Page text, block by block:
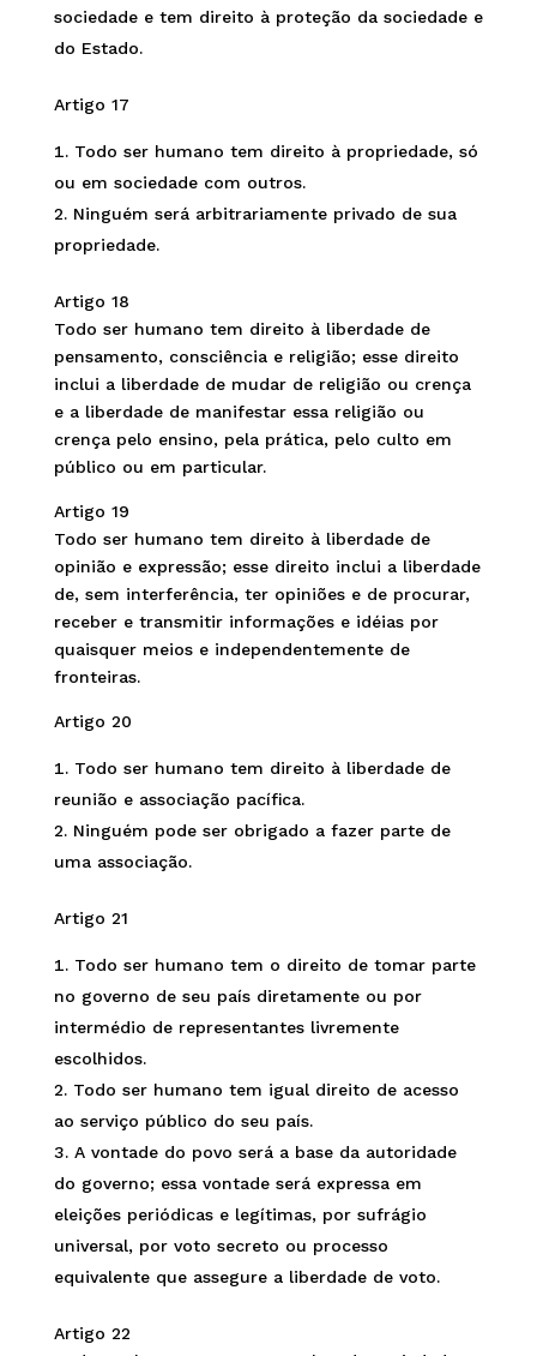
sociedade e tem direito à proteção da sociedade e
do Estado.
Artigo 17
Todo ser humano tem direito à propriedade, só
ou em sociedade com outros.
Ninguém será arbitrariamente privado de sua
propriedade.
Artigo 18
Todo ser humano tem direito à liberdade de
pensamento, consciência e religião; esse direito
inclui a liberdade de mudar de religião ou crença
e a liberdade de manifestar essa religião ou
crença pelo ensino, pela prática, pelo culto em
público ou em particular.
Artigo 19
Todo ser humano tem direito à liberdade de
opinião e expressão; esse direito inclui a liberdade
de, sem interferência, ter opiniões e de procurar,
receber e transmitir informações e idéias por
quaisquer meios e independentemente de
fronteiras.
Artigo 20
Todo ser humano tem direito à liberdade de
reunião e associação pacífica.
Ninguém pode ser obrigado a fazer parte de
uma associação.
Artigo 21
Todo ser humano tem o direito de tomar parte
no governo de seu país diretamente ou por
intermédio de representantes livremente
escolhidos.
Todo ser humano tem igual direito de acesso
ao serviço público do seu país.
A vontade do povo será a base da autoridade
do governo; essa vontade será expressa em
eleições periódicas e legítimas, por sufrágio
universal, por voto secreto ou processo
equivalente que assegure a liberdade de voto.
Artigo 22